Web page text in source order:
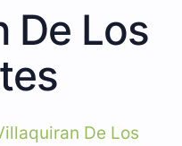
De Los
De Los